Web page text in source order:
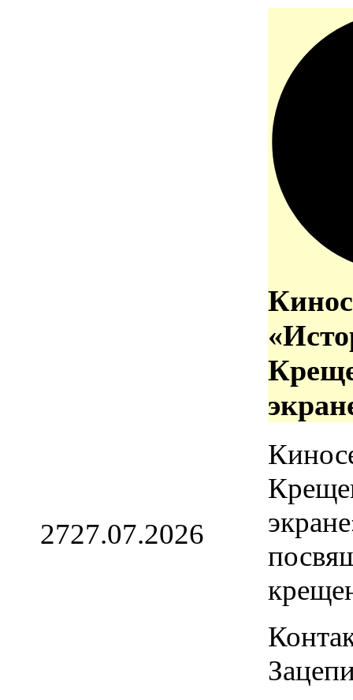
2727.07.2026